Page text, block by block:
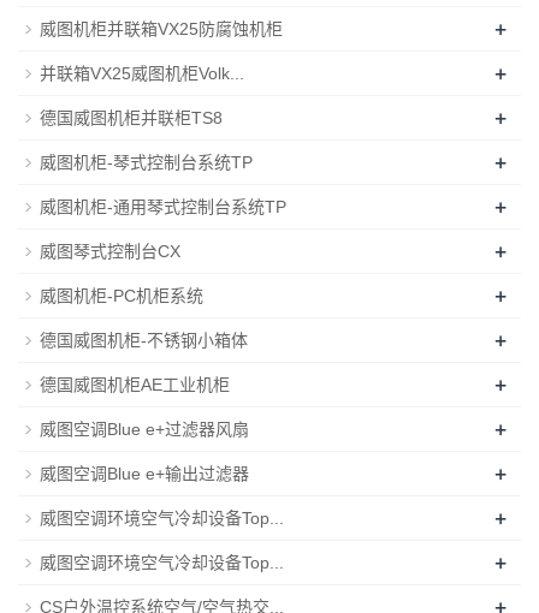
威图机柜并联箱VX25防腐蚀机柜 +
并联箱VX25威图机柜Volk... +
德国威图机柜并联柜TS8 +
威图机柜-琴式控制台系统TP +
威图机柜-通用琴式控制台系统TP +
威图琴式控制台CX +
威图机柜-PC机柜系统 +
德国威图机柜-不锈钢小箱体 +
德国威图机柜AE工业机柜 +
威图空调Blue e+过滤器风扇 +
威图空调Blue e+输出过滤器 +
威图空调环境空气冷却设备Top... +
威图空调环境空气冷却设备Top... +
CS户外温控系统空气/空气热交... +